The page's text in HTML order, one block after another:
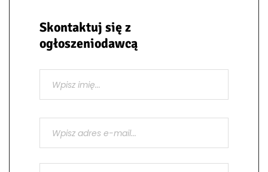
Skontaktuj się z
ogłoszeniodawcą